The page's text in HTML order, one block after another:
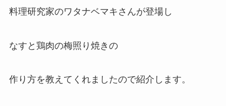
料理研究家のワタナベマキさんが登場し
なすと鶏肉の梅照り焼きの
作り方を教えてくれましたので紹介します。